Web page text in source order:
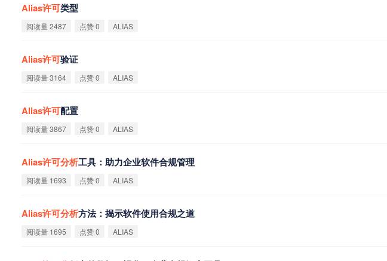
Alias许可类型
阅读量 2487 点赞 0 ALIAS
Alias许可验证
阅读量 3164 点赞 0 ALIAS
Alias许可配置
阅读量 3867 点赞 0 ALIAS
Alias许可分析工具：助力企业软件合规管理
阅读量 1693 点赞 0 ALIAS
Alias许可分析方法：揭示软件使用合规之道
阅读量 1695 点赞 0 ALIAS